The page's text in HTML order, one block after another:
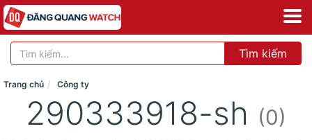
Tìm kiếm
Trang chủ Công ty
290333918-sh (0)